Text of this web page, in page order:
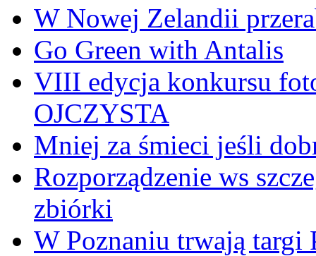
W Nowej Zelandii
Go Green with Antalis
VIII edycja konkursu
OJCZYSTA
Mniej za śmieci jeśli
Rozporządzenie ws
zbiórki
W Poznaniu trwają